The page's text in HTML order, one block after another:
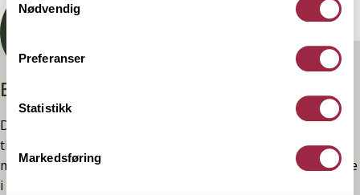
Nødvendig
Preferanser
Statistikk
Markedsføring
Branntestet
Denne kledninger er testet, dokumentert, godkjent og
tilfredsstiller preakseptert ytelse for brann (D-s2,d0) ved
montering. Ytelsen opprettholdes ved å følge anvisningene
i våre FDV-er.